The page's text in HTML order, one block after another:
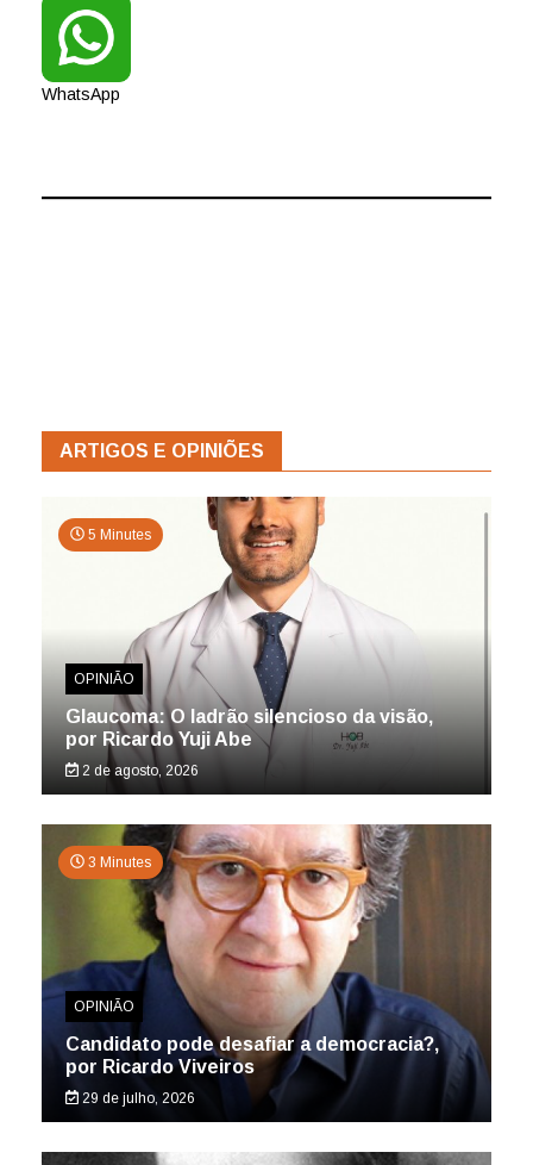
WhatsApp
ARTIGOS E OPINIÕES
5 Minutes
OPINIÃO
Glaucoma: O ladrão silencioso da visão,
por Ricardo Yuji Abe
2 de agosto, 2026
3 Minutes
OPINIÃO
Candidato pode desafiar a democracia?,
por Ricardo Viveiros
29 de julho, 2026